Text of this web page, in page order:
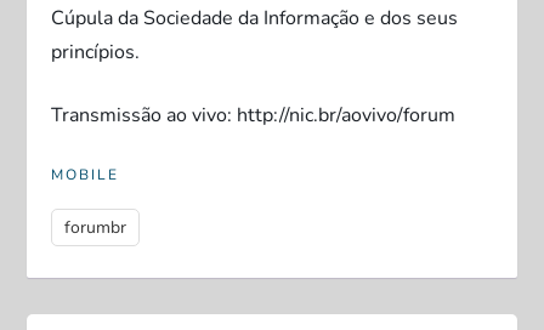
Cúpula da Sociedade da Informação e dos seus
princípios.
Transmissão ao vivo: http://nic.br/aovivo/forum
MOBILE
forumbr